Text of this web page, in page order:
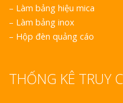
– Làm bảng hiệu mica
– Làm bảng inox
– Hộp đèn quảng cáo
THỐNG KÊ TRUY